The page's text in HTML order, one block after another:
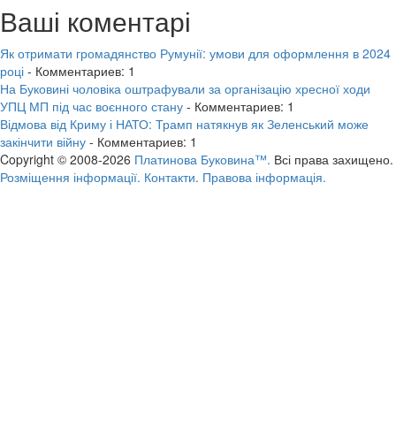
Ваші коментарі
Як отримати громадянство Румунії: умови для оформлення в 2024
році - Комментариев: 1
На Буковині чоловіка оштрафували за організацію хресної ходи
УПЦ МП під час воєнного стану - Комментариев: 1
Відмова від Криму і НАТО: Трамп натякнув як Зеленський може
закінчити війну - Комментариев: 1
Copyright © 2008-2026 Платинова Буковина™. Всі права захищено.
Розміщення інформації. Контакти. Правова інформація.